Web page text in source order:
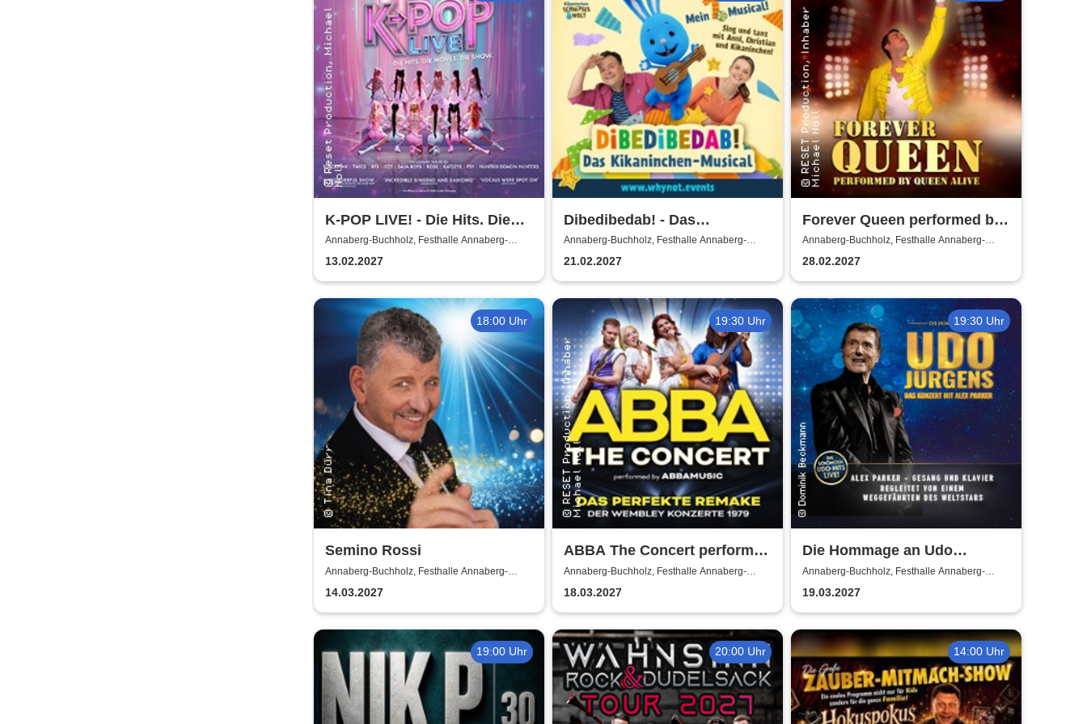
K-POP LIVE! - Die Hits. Die
Moves. Die Show.
Annaberg-Buchholz, Festhalle Annaberg-
Buchholz
13.02.2027
Dibedibedab! - Das
Kikaninchen-Musical
Annaberg-Buchholz, Festhalle Annaberg-
Buchholz
21.02.2027
Forever Queen performed by
Queen Alive
Annaberg-Buchholz, Festhalle Annaberg-
Buchholz
28.02.2027
18:00 Uhr
Semino Rossi
Annaberg-Buchholz, Festhalle Annaberg-
14.03.2027
19:30 Uhr
ABBA The Concert performed
by ABBAMUSIC
Annaberg-Buchholz, Festhalle Annaberg-
18.03.2027
19:30 Uhr
Die Hommage an Udo
Jürgens - Das Konzert mit
Alex Parker
Annaberg-Buchholz, Festhalle Annaberg-
19.03.2027
19:00 Uhr 20:00 Uhr 14:00 Uhr